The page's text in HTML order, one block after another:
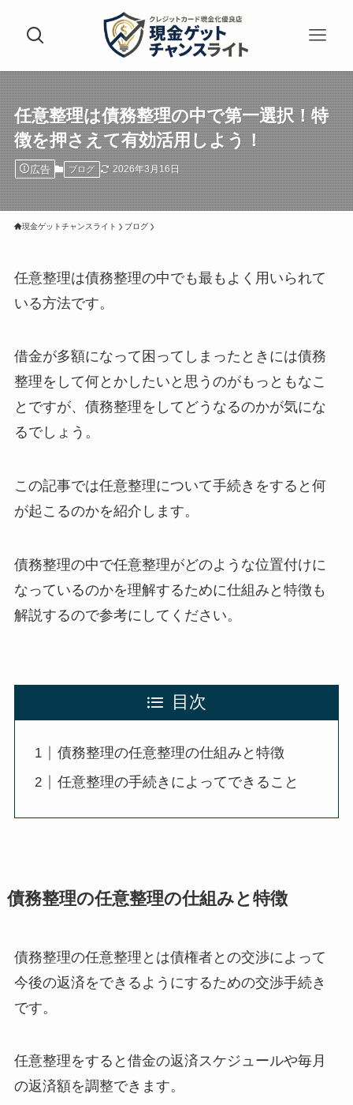
任意整理は債務整理の中で第一選択！特
徴を押さえて有効活用しよう！
広告 ブログ 2026年3月16日
現金ゲットチャンスライト ブログ
任意整理は債務整理の中でも最もよく用いられて
いる方法です。
借金が多額になって困ってしまったときには債務
整理をして何とかしたいと思うのがもっともなこ
とですが、債務整理をしてどうなるのかが気にな
るでしょう。
この記事では任意整理について手続きをすると何
が起こるのかを紹介します。
債務整理の中で任意整理がどのような位置付けに
なっているのかを理解するために仕組みと特徴も
解説するので参考にしてください。
目次
債務整理の任意整理の仕組みと特徴
任意整理の手続きによってできること
債務整理の任意整理の仕組みと特徴
債務整理の任意整理とは債権者との交渉によって
今後の返済をできるようにするための交渉手続き
です。
任意整理をすると借金の返済スケジュールや毎月
の返済額を調整できます。